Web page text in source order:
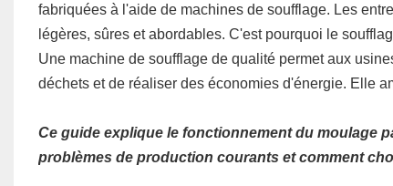
fabriquées à l'aide de machines de soufflage. Les
légères, sûres et abordables. C'est pourquoi le
Une machine de soufflage de qualité permet aux
déchets et de réaliser des économies d'énergie. Elle
Ce guide explique le fonctionnement du moulage
problèmes de production courants et comment